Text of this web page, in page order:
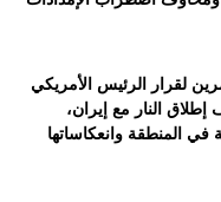
لقرار الرئيس الأمريكي
النار مع إيران،
في المنطقة وانعكاساتها